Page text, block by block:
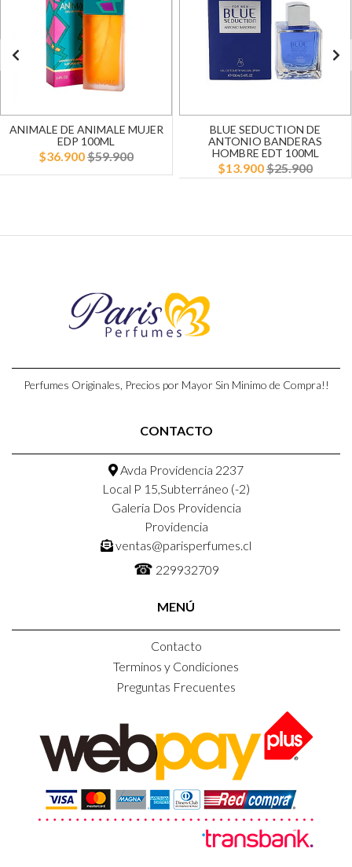
ANIMALE DE ANIMALE MUJER
EDP 100ML
$36.900$59.900
BLUE SEDUCTION DE
ANTONIO BANDERAS
HOMBRE EDT 100ML
$13.900$25.900
Perfumes Originales, Precios por Mayor Sin Minimo de Compra!!
CONTACTO
Avda Providencia 2237
Local P 15,Subterráneo (-2)
Galeria Dos Providencia
Providencia
ventas@parisperfumes.cl
☎ 229932709
MENÚ
Contacto
Terminos y Condiciones
Preguntas Frecuentes